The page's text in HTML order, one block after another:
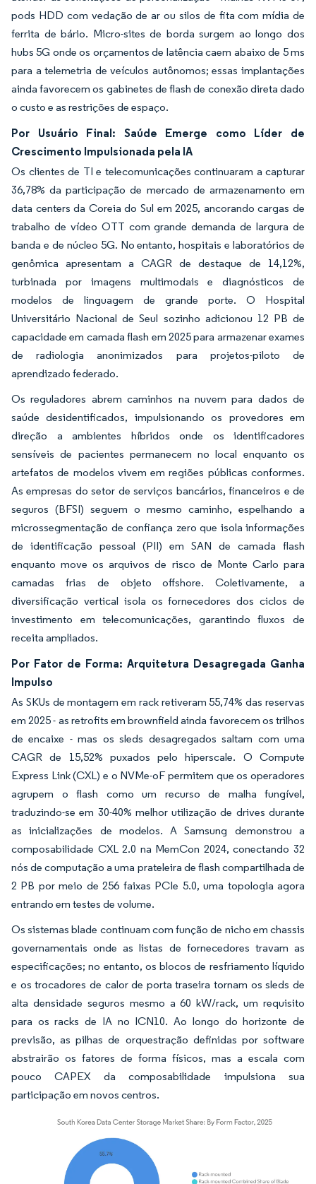
pods HDD com vedação de ar ou silos de fita com mídia de
ferrita de bário. Micro-sites de borda surgem ao longo dos
hubs 5G onde os orçamentos de latência caem abaixo de 5 ms
para a telemetria de veículos autônomos; essas implantações
ainda favorecem os gabinetes de flash de conexão direta dado
o custo e as restrições de espaço.
Por Usuário Final: Saúde Emerge como Líder de
Crescimento Impulsionada pela IA
Os clientes de TI e telecomunicações continuaram a capturar
36,78% da participação de mercado de armazenamento em
data centers da Coreia do Sul em 2025, ancorando cargas de
trabalho de vídeo OTT com grande demanda de largura de
banda e de núcleo 5G. No entanto, hospitais e laboratórios de
genômica apresentam a CAGR de destaque de 14,12%,
turbinada por imagens multimodais e diagnósticos de
modelos de linguagem de grande porte. O Hospital
Universitário Nacional de Seul sozinho adicionou 12 PB de
capacidade em camada flash em 2025 para armazenar exames
de radiologia anonimizados para projetos-piloto de
aprendizado federado.
Os reguladores abrem caminhos na nuvem para dados de
saúde desidentificados, impulsionando os provedores em
direção a ambientes híbridos onde os identificadores
sensíveis de pacientes permanecem no local enquanto os
artefatos de modelos vivem em regiões públicas conformes.
As empresas do setor de serviços bancários, financeiros e de
seguros (BFSI) seguem o mesmo caminho, espelhando a
microssegmentação de confiança zero que isola informações
de identificação pessoal (PII) em SAN de camada flash
enquanto move os arquivos de risco de Monte Carlo para
camadas frias de objeto offshore. Coletivamente, a
diversificação vertical isola os fornecedores dos ciclos de
investimento em telecomunicações, garantindo fluxos de
receita ampliados.
Por Fator de Forma: Arquitetura Desagregada Ganha
Impulso
As SKUs de montagem em rack retiveram 55,74% das reservas
em 2025 - as retrofits em brownfield ainda favorecem os trilhos
de encaixe - mas os sleds desagregados saltam com uma
CAGR de 15,52% puxados pelo hiperscale. O Compute
Express Link (CXL) e o NVMe-oF permitem que os operadores
agrupem o flash como um recurso de malha fungível,
traduzindo-se em 30-40% melhor utilização de drives durante
as inicializações de modelos. A Samsung demonstrou a
composabilidade CXL 2.0 na MemCon 2024, conectando 32
nós de computação a uma prateleira de flash compartilhada de
2 PB por meio de 256 faixas PCIe 5.0, uma topologia agora
entrando em testes de volume.
Os sistemas blade continuam com função de nicho em chassis
governamentais onde as listas de fornecedores travam as
especificações; no entanto, os blocos de resfriamento líquido
e os trocadores de calor de porta traseira tornam os sleds de
alta densidade seguros mesmo a 60 kW/rack, um requisito
para os racks de IA no ICN10. Ao longo do horizonte de
previsão, as pilhas de orquestração definidas por software
abstrairão os fatores de forma físicos, mas a escala com
pouco CAPEX da composabilidade impulsiona sua
participação em novos centros.